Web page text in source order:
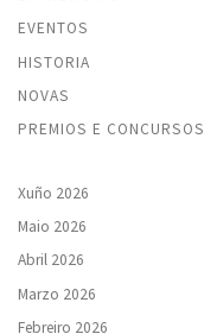
EVENTOS
HISTORIA
NOVAS
PREMIOS E CONCURSOS
Xuño 2026
Maio 2026
Abril 2026
Marzo 2026
Febreiro 2026